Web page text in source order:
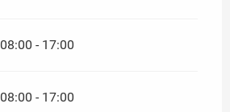
08:00 - 17:00
08:00 - 17:00